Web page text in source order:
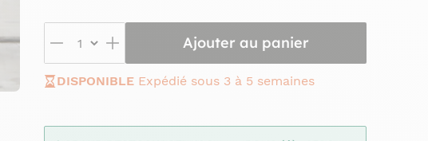
Ajouter au panier
DISPONIBLE Expédié sous 3 à 5 semaines